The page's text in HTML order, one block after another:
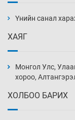
3
Үнийн санал
ХАЯГ
Монгол Улс,
хороо,
ХОЛБОО БАРИХ